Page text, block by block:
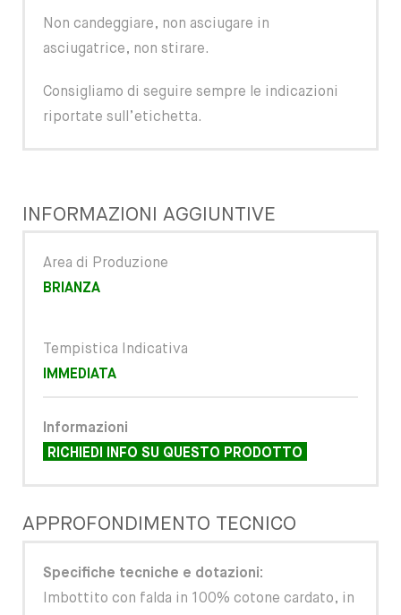
Non candeggiare, non asciugare in
asciugatrice, non stirare.
Consigliamo di seguire sempre le indicazioni
riportate sull’etichetta.
INFORMAZIONI AGGIUNTIVE
Area di Produzione
BRIANZA
Tempistica Indicativa
IMMEDIATA
Informazioni
RICHIEDI INFO SU QUESTO PRODOTTO
APPROFONDIMENTO TECNICO
Specifiche tecniche e dotazioni:
Imbottito con falda in 100% cotone cardato, in